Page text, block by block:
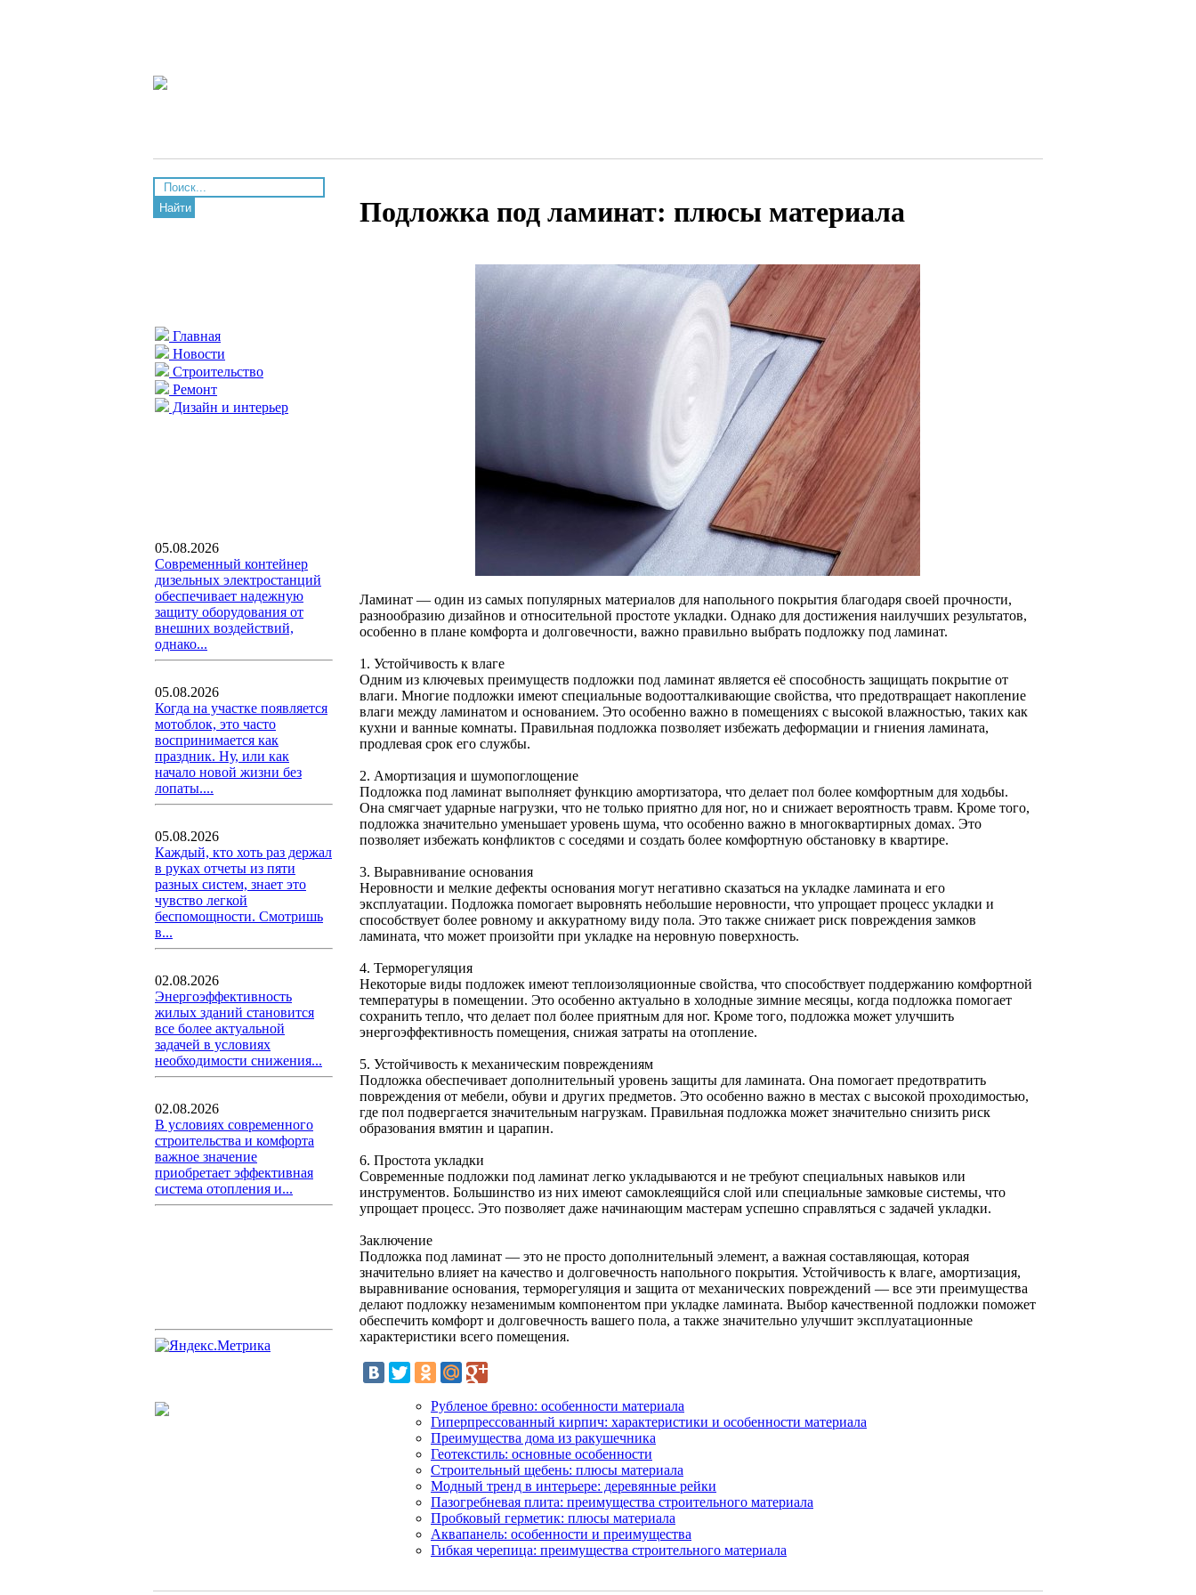
Найти
Главная
Новости
Строительство
Ремонт
Дизайн и интерьер
05.08.2026
Современный контейнер
дизельных электростанций
обеспечивает надежную
защиту оборудования от
внешних воздействий,
однако...
05.08.2026
Когда на участке появляется
мотоблок, это часто
воспринимается как
праздник. Ну, или как
начало новой жизни без
лопаты....
05.08.2026
Каждый, кто хоть раз держал
в руках отчеты из пяти
разных систем, знает это
чувство легкой
беспомощности. Смотришь
в...
02.08.2026
Энергоэффективность
жилых зданий становится
все более актуальной
задачей в условиях
необходимости снижения...
02.08.2026
В условиях современного
строительства и комфорта
важное значение
приобретает эффективная
система отопления и...
Подложка под ламинат: плюсы материала
Ламинат — один из самых популярных материалов для напольного покрытия благодаря своей прочности,
разнообразию дизайнов и относительной простоте укладки. Однако для достижения наилучших результатов,
особенно в плане комфорта и долговечности, важно правильно выбрать подложку под ламинат.
1. Устойчивость к влаге
Одним из ключевых преимуществ подложки под ламинат является её способность защищать покрытие от
влаги. Многие подложки имеют специальные водоотталкивающие свойства, что предотвращает накопление
влаги между ламинатом и основанием. Это особенно важно в помещениях с высокой влажностью, таких как
кухни и ванные комнаты. Правильная подложка позволяет избежать деформации и гниения ламината,
продлевая срок его службы.
2. Амортизация и шумопоглощение
Подложка под ламинат выполняет функцию амортизатора, что делает пол более комфортным для ходьбы.
Она смягчает ударные нагрузки, что не только приятно для ног, но и снижает вероятность травм. Кроме того,
подложка значительно уменьшает уровень шума, что особенно важно в многоквартирных домах. Это
позволяет избежать конфликтов с соседями и создать более комфортную обстановку в квартире.
3. Выравнивание основания
Неровности и мелкие дефекты основания могут негативно сказаться на укладке ламината и его
эксплуатации. Подложка помогает выровнять небольшие неровности, что упрощает процесс укладки и
способствует более ровному и аккуратному виду пола. Это также снижает риск повреждения замков
ламината, что может произойти при укладке на неровную поверхность.
4. Терморегуляция
Некоторые виды подложек имеют теплоизоляционные свойства, что способствует поддержанию комфортной
температуры в помещении. Это особенно актуально в холодные зимние месяцы, когда подложка помогает
сохранить тепло, что делает пол более приятным для ног. Кроме того, подложка может улучшить
энергоэффективность помещения, снижая затраты на отопление.
5. Устойчивость к механическим повреждениям
Подложка обеспечивает дополнительный уровень защиты для ламината. Она помогает предотвратить
повреждения от мебели, обуви и других предметов. Это особенно важно в местах с высокой проходимостью,
где пол подвергается значительным нагрузкам. Правильная подложка может значительно снизить риск
образования вмятин и царапин.
6. Простота укладки
Современные подложки под ламинат легко укладываются и не требуют специальных навыков или
инструментов. Большинство из них имеют самоклеящийся слой или специальные замковые системы, что
упрощает процесс. Это позволяет даже начинающим мастерам успешно справляться с задачей укладки.
Заключение
Подложка под ламинат — это не просто дополнительный элемент, а важная составляющая, которая
значительно влияет на качество и долговечность напольного покрытия. Устойчивость к влаге, амортизация,
выравнивание основания, терморегуляция и защита от механических повреждений — все эти преимущества
делают подложку незаменимым компонентом при укладке ламината. Выбор качественной подложки поможет
обеспечить комфорт и долговечность вашего пола, а также значительно улучшит эксплуатационные
характеристики всего помещения.
Рубленое бревно: особенности материала
Гиперпрессованный кирпич: характеристики и особенности материала
Преимущества дома из ракушечника
Геотекстиль: основные особенности
Строительный щебень: плюсы материала
Модный тренд в интерьере: деревянные рейки
Пазогребневая плита: преимущества строительного материала
Пробковый герметик: плюсы материала
Аквапанель: особенности и преимущества
Гибкая черепица: преимущества строительного материала